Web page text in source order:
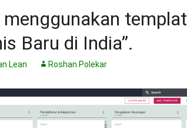
templat
Baru di India”.
Lean Roshan Polekar